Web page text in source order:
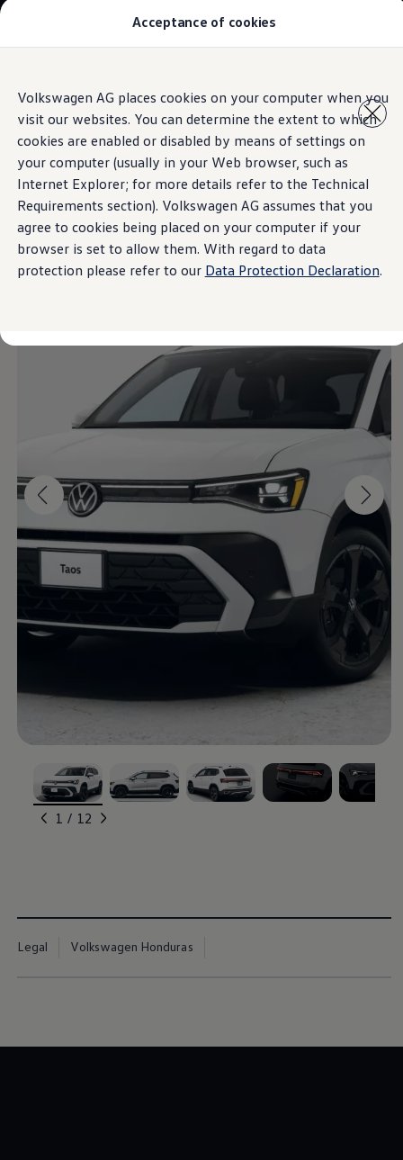
Acceptance of cookies
Volkswagen AG places cookies on your computer when you
visit our websites. You can determine the extent to which
cookies are enabled or disabled by means of settings on
your computer (usually in your Web browser, such as
Internet Explorer; for more details refer to the Technical
Requirements section). Volkswagen AG assumes that you
agree to cookies being placed on your computer if your
browser is set to allow them. With regard to data
protection please refer to our Data Protection Declaration.
contenido
principal
a pie
de
página
Modelos y Concesionarios
Contáctanos
Marca y Experiencia
Volkswagen Honduras
Latin NCAP
Espacio Exclusivo para Prensa
Tengo un Volkswagen
Manuales Volkswagen
Noticias
Information
Blanco Puro
, 1 de 12
1 / 12
Legal Volkswagen Honduras